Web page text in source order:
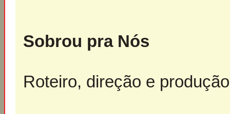
Sobrou pra Nós
Roteiro, direção e